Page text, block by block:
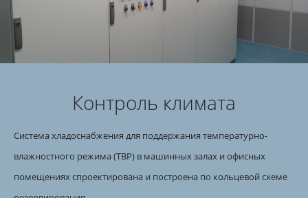
Контроль климата
Система хладоснабжения для поддержания температурно-
влажностного режима (ТВР) в машинных залах и офисных
помещениях спроектирована и построена по кольцевой схеме